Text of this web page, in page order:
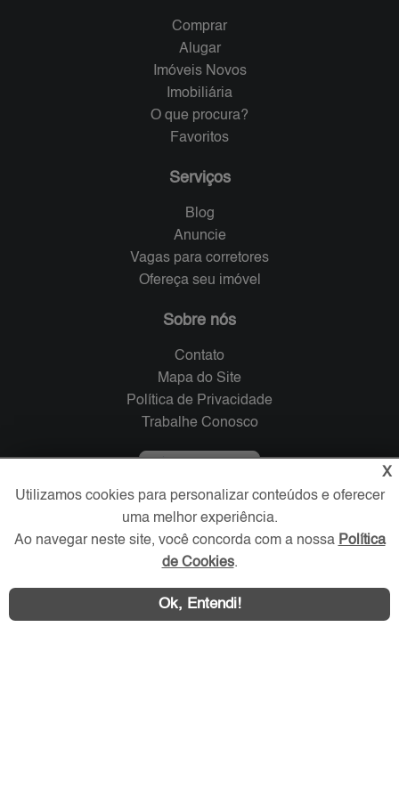
Comprar
Alugar
Imóveis Novos
Imobiliária
O que procura?
Favoritos
Serviços
Blog
Anuncie
Vagas para corretores
Ofereça seu imóvel
Sobre nós
Contato
Mapa do Site
Política de Privacidade
Trabalhe Conosco
Redes Sociais
X
Utilizamos cookies para personalizar conteúdos e oferecer
uma melhor experiência.
Ao navegar neste site, você concorda com a nossa Política
de Cookies.
Ok, Entendi!